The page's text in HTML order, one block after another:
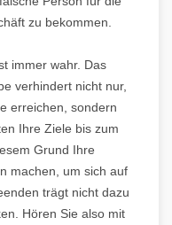
zu bekommen.
immer wahr. Das
verhindert nicht nur,
erreichen, sondern
Ihre Ziele bis zum
Grund Ihre
machen, um sich auf
trägt nicht dazu
Hören Sie also mit